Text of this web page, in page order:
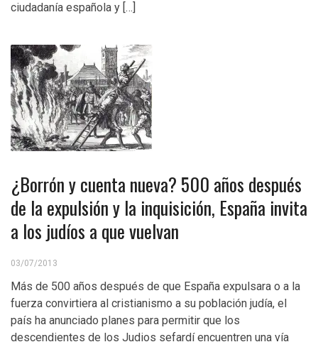
ciudadanía española y […]
¿Borrón y cuenta nueva? 500 años después
de la expulsión y la inquisición, España invita
a los judíos a que vuelvan
03/07/2013
Más de 500 años después de que España expulsara o a la
fuerza convirtiera al cristianismo a su población judía, el
país ha anunciado planes para permitir que los
descendientes de los Judios sefardí encuentren una vía